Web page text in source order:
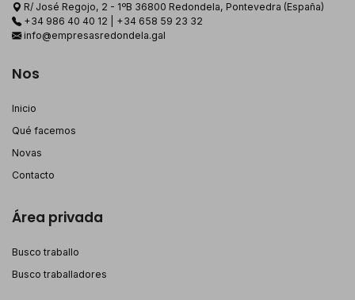
R/ José Regojo, 2 - 1ºB 36800 Redondela, Pontevedra (España)
+34 986 40 40 12
+34 658 59 23 32
info@empresasredondela.gal
Nos
Inicio
Qué facemos
Novas
Contacto
Área privada
Busco traballo
Busco traballadores